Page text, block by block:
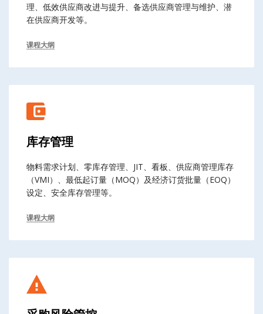
理、低效供应商改进与提升、备选供应商管理与维护、潜
在供应商开发等。
课程大纲
库存管理
物料需求计划、零库存管理、JIT、看板、供应商管理库存
（VMI）、最低起订量（MOQ）及经济订货批量（EOQ）
设定、安全库存管理等。
课程大纲